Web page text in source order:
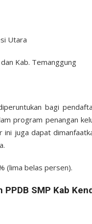
Utara
Kab. Temanggung
bagi
program penangan
juga dapat
(lima belas persen).
SMP Kab